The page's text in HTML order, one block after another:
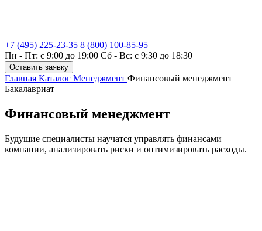
+7 (495) 225-23-35 8 (800) 100-85-95
Пн - Пт: с 9:00 до 19:00 Сб - Вс: с 9:30 до 18:30
Оставить заявку
Главная Каталог Менеджмент Финансовый менеджмент
Бакалавриат
Финансовый менеджмент
Будущие специалисты научатся управлять финансами
компании, анализировать риски и оптимизировать расходы.